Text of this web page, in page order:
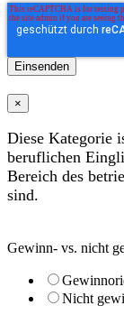
×
Diese Kategorie
beruflichen
Bereich des
sind.
Gewinn- vs. nicht
Nicht